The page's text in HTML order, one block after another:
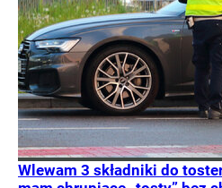
Wlewam 3 składniki do